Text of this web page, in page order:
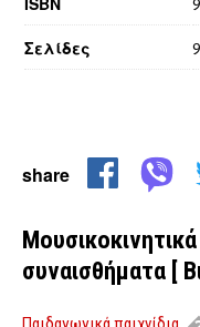
Σελίδες
share
συναισθήματα [